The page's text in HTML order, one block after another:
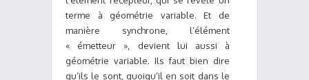
terme à géométrie variable. Et de
manière synchrone, l’élément
« émetteur », devient lui aussi à
géométrie variable. Ils faut bien dire
qu’ils le sont, quoiqu’il en soit dans le